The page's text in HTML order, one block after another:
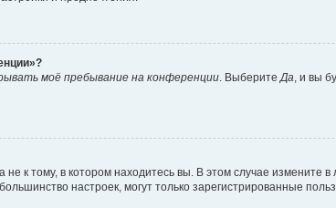
моё пребывание на конференции . Выберите Да , и вы
к тому, в котором находитесь вы. В этом случае измените
настроек, могут только зарегистрированные